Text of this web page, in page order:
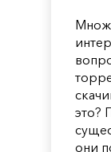
это?
они